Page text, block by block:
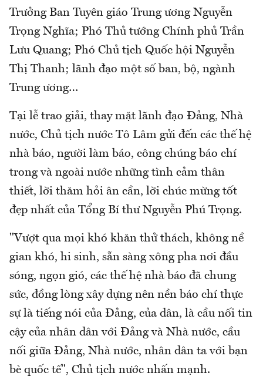
Trưởng Ban Tuyên giáo Trung ương Nguyễn
Trọng Nghĩa; Phó Thủ tướng Chính phủ Trần
Lưu Quang; Phó Chủ tịch Quốc hội Nguyễn
Thị Thanh; lãnh đạo một số ban, bộ, ngành
Trung ương…
Tại lễ trao giải, thay mặt lãnh đạo Đảng, Nhà
nước, Chủ tịch nước Tô Lâm gửi đến các thế hệ
nhà báo, người làm báo, công chúng báo chí
trong và ngoài nước những tình cảm thân
thiết, lời thăm hỏi ân cần, lời chúc mừng tốt
đẹp nhất của Tổng Bí thư Nguyễn Phú Trọng.
"Vượt qua mọi khó khăn thử thách, không nề
gian khó, hi sinh, sẵn sàng xông pha nơi đầu
sóng, ngọn gió, các thế hệ nhà báo đã chung
sức, đồng lòng xây dựng nên nền báo chí thực
sự là tiếng nói của Đảng, của dân, là cầu nối tin
cậy của nhân dân với Đảng và Nhà nước, cầu
nối giữa Đảng, Nhà nước, nhân dân ta với bạn
bè quốc tế", Chủ tịch nước nhấn mạnh.